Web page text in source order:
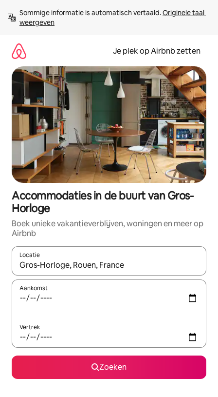
direct
naar
Sommige informatie is automatisch vertaald. Originele taal
weergeven
Je plek op Airbnb zetten
Accommodaties in de buurt van Gros-
Horloge
Boek unieke vakantieverblijven, woningen en meer op
Airbnb
Locatie
Wanneer er resultaten beschikbaar zijn, maak je een keuze
Aankomst
Vertrek
Zoeken